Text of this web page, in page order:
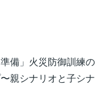
備」火災防御訓練の
親シナリオと子シナ